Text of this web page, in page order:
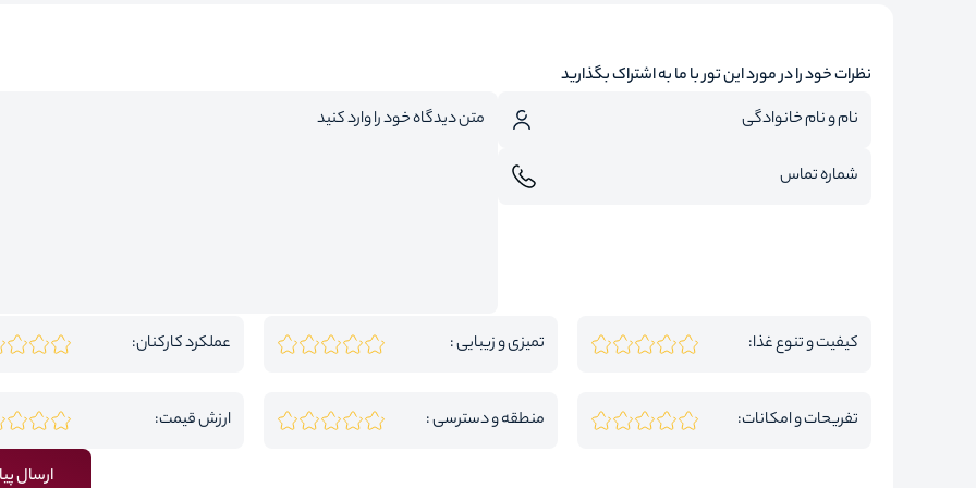
نظرات خود را در مورد این تور با ما به اشتراک بگذارید
کیفیت و تنوع غذا: تمیزی و زیبایی : عملکرد کارکنان:
تفریحات و امکانات: منطقه و دسترسی : ارزش قیمت:
ارسال